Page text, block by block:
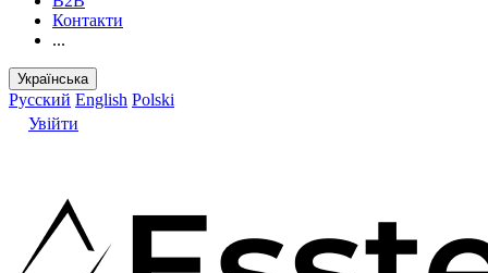
Контакти
...
Українська
Русский English Polski
Увійти